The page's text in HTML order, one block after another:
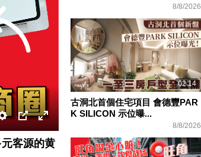
fullscreen
客源的黄
8/8/2026
02:14
古洞北首個住宅項目 會德豐PAR
K SILICON 示位曝...
8/8/2026